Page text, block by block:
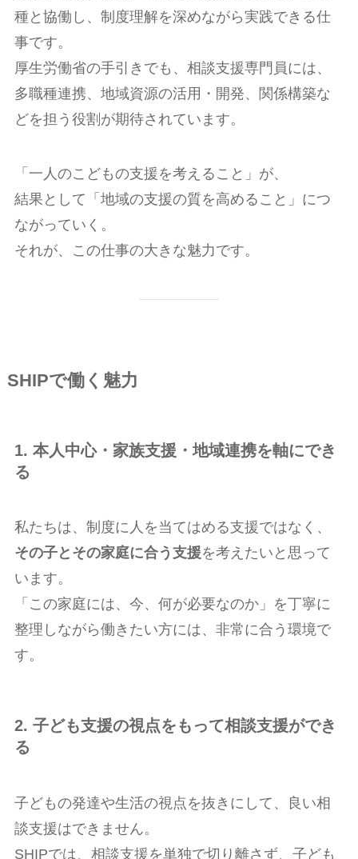
種と協働し、制度理解を深めながら実践できる仕
事です。
厚生労働省の手引きでも、相談支援専門員には、
多職種連携、地域資源の活用・開発、関係構築な
どを担う役割が期待されています。
「一人のこどもの支援を考えること」が、
結果として「地域の支援の質を高めること」につ
ながっていく。
それが、この仕事の大きな魅力です。
SHIPで働く魅力
1. 本人中心・家族支援・地域連携を軸にでき
る
私たちは、制度に人を当てはめる支援ではなく、
その子とその家庭に合う支援を考えたいと思って
います。
「この家庭には、今、何が必要なのか」を丁寧に
整理しながら働きたい方には、非常に合う環境で
す。
2. 子ども支援の視点をもって相談支援ができ
る
子どもの発達や生活の視点を抜きにして、良い相
談支援はできません。
SHIPでは、相談支援を単独で切り離さず、子ども